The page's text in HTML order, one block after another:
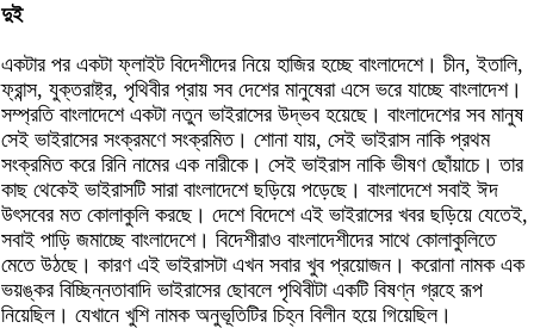
দুই
একটার পর একটা ফ্লাইট বিদেশীদের নিয়ে হাজির হচ্ছে বাংলাদেশে। চীন, ইতালি,
ফ্রান্স, যুক্তরাষ্ট্র, পৃথিবীর প্রায় সব দেশের মানুষেরা এসে ভরে যাচ্ছে বাংলাদেশ।
সম্প্রতি বাংলাদেশে একটা নতুন ভাইরাসের উদ্ভব হয়েছে। বাংলাদেশের সব মানুষ
সেই ভাইরাসের সংক্রমণে সংক্রমিত। শোনা যায়, সেই ভাইরাস নাকি প্রথম
সংক্রমিত করে রিনি নামের এক নারীকে। সেই ভাইরাস নাকি ভীষণ ছোঁয়াচে। তার
কাছ থেকেই ভাইরাসটি সারা বাংলাদেশে ছড়িয়ে পড়েছে। বাংলাদেশে সবাই ঈদ
উৎসবের মত কোলাকুলি করছে। দেশে বিদেশে এই ভাইরাসের খবর ছড়িয়ে যেতেই,
সবাই পাড়ি জমাচ্ছে বাংলাদেশে। বিদেশীরাও বাংলাদেশীদের সাথে কোলাকুলিতে
মেতে উঠছে। কারণ এই ভাইরাসটা এখন সবার খুব প্রয়োজন। করোনা নামক এক
ভয়ঙ্কর বিচ্ছিন্নতাবাদি ভাইরাসের ছোবলে পৃথিবীটা একটি বিষণ্ন গ্রহে রূপ
নিয়েছিল। যেখানে খুশি নামক অনুভূতিটির চিহ্ন বিলীন হয়ে গিয়েছিল।